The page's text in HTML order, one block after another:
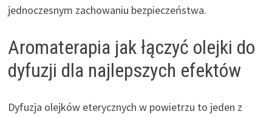
jednoczesnym zachowaniu bezpieczeństwa.
Aromaterapia jak łączyć olejki do
dyfuzji dla najlepszych efektów
Dyfuzja olejków eterycznych w powietrzu to jeden z